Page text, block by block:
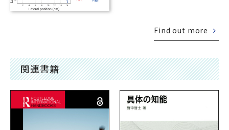
Find out more
関連書籍